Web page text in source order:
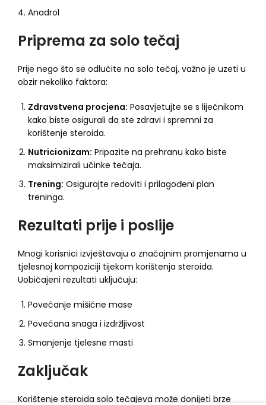
Anadrol
Priprema za solo tečaj
Prije nego što se odlučite na solo tečaj, važno je uzeti u
obzir nekoliko faktora:
Zdravstvena procjena: Posavjetujte se s liječnikom
kako biste osigurali da ste zdravi i spremni za
korištenje steroida.
Nutricionizam: Pripazite na prehranu kako biste
maksimizirali učinke tečaja.
Trening: Osigurajte redoviti i prilagođeni plan
treninga.
Rezultati prije i poslije
Mnogi korisnici izvještavaju o značajnim promjenama u
tjelesnoj kompoziciji tijekom korištenja steroida.
Uobičajeni rezultati uključuju:
Povećanje mišićne mase
Povećana snaga i izdržljivost
Smanjenje tjelesne masti
Zaključak
Korištenje steroida solo tečajeva može donijeti brze